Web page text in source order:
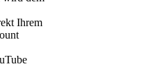
Ihrem